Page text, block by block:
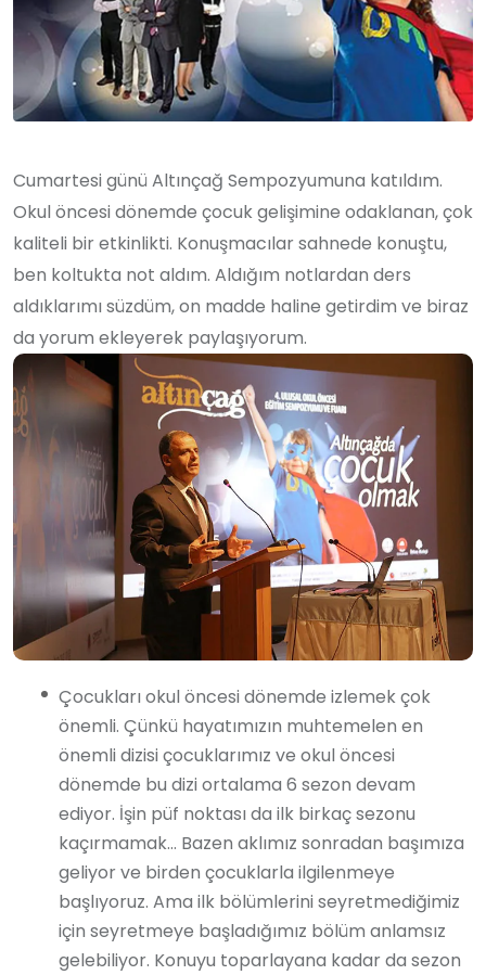
Cumartesi günü Altınçağ Sempozyumuna katıldım.
Okul öncesi dönemde çocuk gelişimine odaklanan, çok
kaliteli bir etkinlikti. Konuşmacılar sahnede konuştu,
ben koltukta not aldım. Aldığım notlardan ders
aldıklarımı süzdüm, on madde haline getirdim ve biraz
da yorum ekleyerek paylaşıyorum.
Çocukları okul öncesi dönemde izlemek çok
önemli. Çünkü hayatımızın muhtemelen en
önemli dizisi çocuklarımız ve okul öncesi
dönemde bu dizi ortalama 6 sezon devam
ediyor. İşin püf noktası da ilk birkaç sezonu
kaçırmamak… Bazen aklımız sonradan başımıza
geliyor ve birden çocuklarla ilgilenmeye
başlıyoruz. Ama ilk bölümlerini seyretmediğimiz
için seyretmeye başladığımız bölüm anlamsız
gelebiliyor. Konuyu toparlayana kadar da sezon